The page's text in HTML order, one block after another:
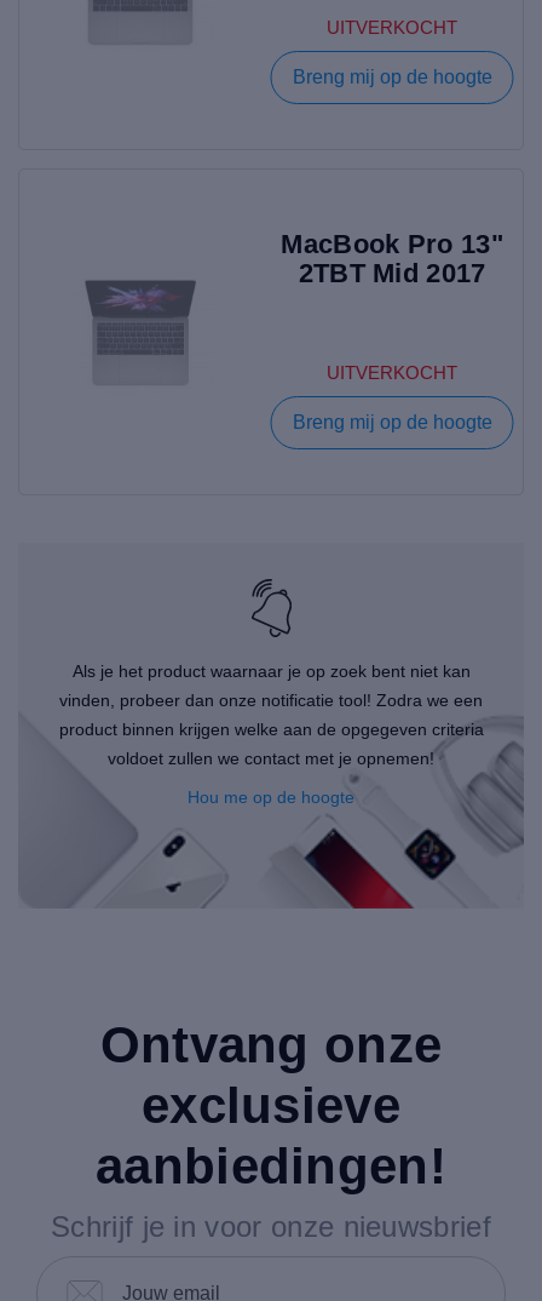
UITVERKOCHT
Breng mij op de hoogte
MacBook Pro 13"
2TBT Mid 2017
UITVERKOCHT
Breng mij op de hoogte
Als je het product waarnaar je op zoek bent niet kan
vinden, probeer dan onze notificatie tool! Zodra we een
product binnen krijgen welke aan de opgegeven criteria
voldoet zullen we contact met je opnemen!
Hou me op de hoogte
Ontvang onze
exclusieve
aanbiedingen!
Schrijf je in voor onze nieuwsbrief